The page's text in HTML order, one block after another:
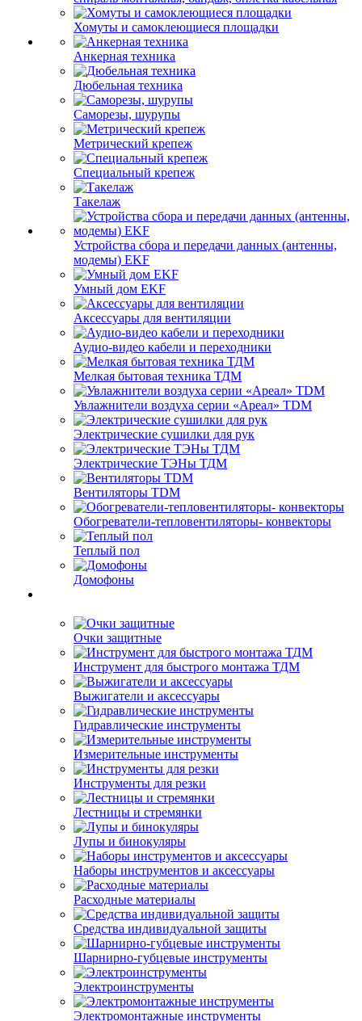
Хомуты и самоклеющиеся площадки
Анкерная техника
Дюбельная техника
Саморезы, шурупы
Метрический крепеж
Специальный крепеж
Такелаж
Устройства сбора и передачи данных (антенны,
модемы) EKF
Умный дом EKF
Аксессуары для вентиляции
Аудио-видео кабели и переходники
Мелкая бытовая техника ТДМ
Увлажнители воздуха серии «Ареал» TDM
Электрические сушилки для рук
Электрические ТЭНы ТДМ
Вентиляторы TDM
Обогреватели-тепловентиляторы- конвекторы
Теплый пол
Домофоны
Очки защитные
Инструмент для быстрого монтажа ТДМ
Выжигатели и аксессуары
Гидравлические инструменты
Измерительные инструменты
Инструменты для резки
Лестницы и стремянки
Лупы и бинокуляры
Наборы инструментов и аксессуары
Расходные материалы
Средства индивидуальной защиты
Шарнирно-губцевые инструменты
Электроинструменты
Электромонтажные инструменты